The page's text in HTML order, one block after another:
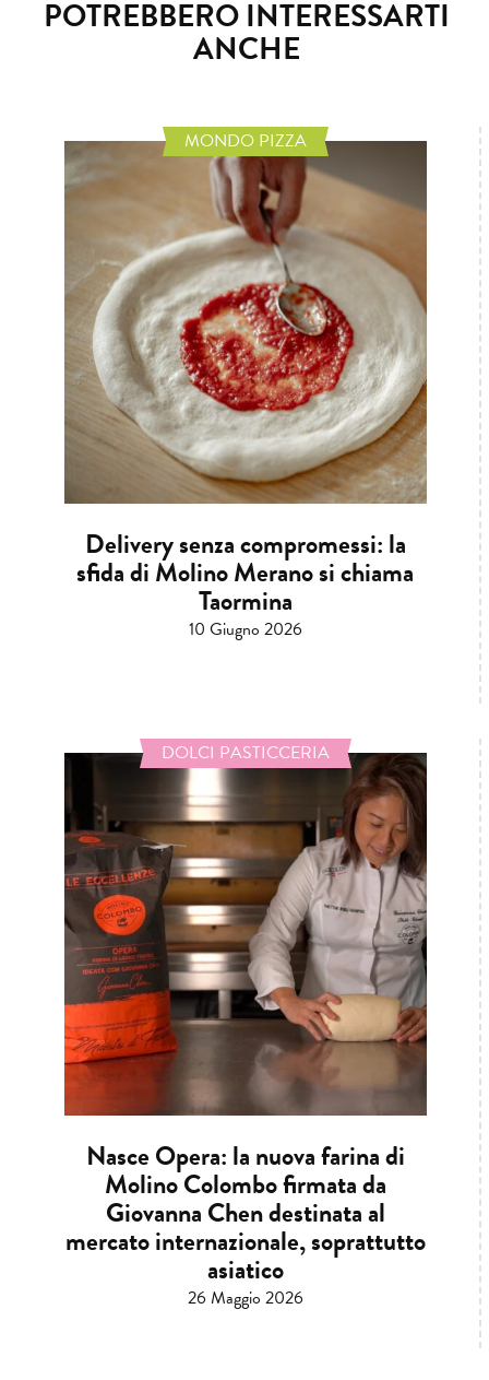
POTREBBERO INTERESSARTI
ANCHE
MONDO PIZZA
Delivery senza compromessi: la
sfida di Molino Merano si chiama
Taormina
10 Giugno 2026
DOLCI PASTICCERIA
Nasce Opera: la nuova farina di
Molino Colombo firmata da
Giovanna Chen destinata al
mercato internazionale, soprattutto
asiatico
26 Maggio 2026